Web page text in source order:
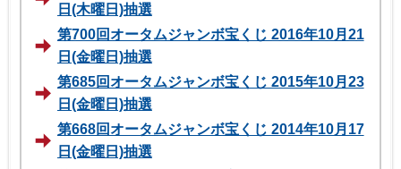
日(木曜日)抽選
第700回オータムジャンボ宝くじ 2016年10月21
日(金曜日)抽選
第685回オータムジャンボ宝くじ 2015年10月23
日(金曜日)抽選
第668回オータムジャンボ宝くじ 2014年10月17
日(金曜日)抽選